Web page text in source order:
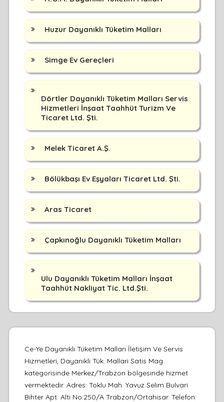
Huzur Dayanıklı Tüketim Malları
Simge Ev Gereçleri
Dörtler Dayanıklı Tüketim Malları Servis
Hizmetleri İnşaat Taahhüt Turizm Ve
Ticaret Ltd. Şti.
Melek Ticaret A.Ş.
Bölükbaşı Ev Eşyaları Ticaret Ltd. Şti.
Aras Ticaret
Çapkınoğlu Dayanıklı Tüketim Malları
Ulu Dayanıklı Tüketim Malları İnşaat
Taahhüt Nakliyat Tic. Ltd.Şti.
Ce-Ye Dayanıklı Tüketim Malları İletişim Ve Servis
Hizmetleri, Dayanikli Tük. Mallari Satis Mag.
kategorisinde Merkez/Trabzon bölgesinde hizmet
vermektedir. Adres: Toklu Mah. Yavuz Selim Bulvari
Bihter Apt. Alti No:250/A Trabzon/Ortahisar. Telefon: